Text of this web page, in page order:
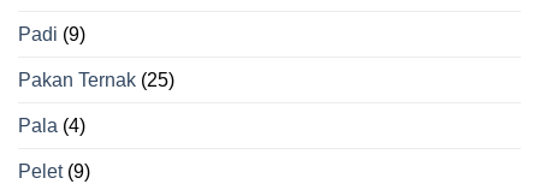
Padi (9)
Pakan Ternak (25)
Pala (4)
Pelet(9)